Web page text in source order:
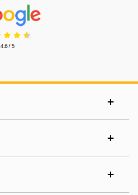
Prisjakt Vurdering: 4.6 Stjerne
4.6 / 5